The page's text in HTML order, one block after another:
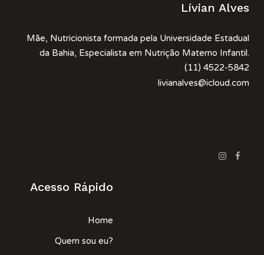
Lívian Alves
Mãe, Nutricionista formada pela Universidade Estadual
da Bahia, Especialista em Nutrição Materno Infantil.
(11) 4522-5842
livianalves@icloud.com
Acesso Rápido
Home
Quem sou eu?